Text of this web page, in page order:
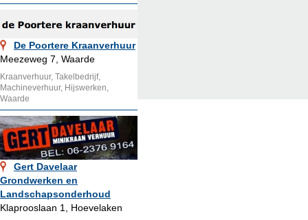
De Poortere Kraanverhuur
Meezeweg 7, Waarde
Kraanverhuur, Takelbedrijf,
Machineverhuur, Hijswerken,
Waarde
Gert Davelaar
Grondwerken en
Landschapsonderhoud
Klaprooslaan 1, Hoevelaken